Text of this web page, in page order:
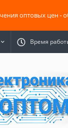
оптовых цен -
Время